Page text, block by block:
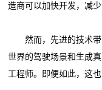
造商可以加快开发，减
然而，先进的技术带
世界的驾驶场景和生成
工程师。即便如此，这也